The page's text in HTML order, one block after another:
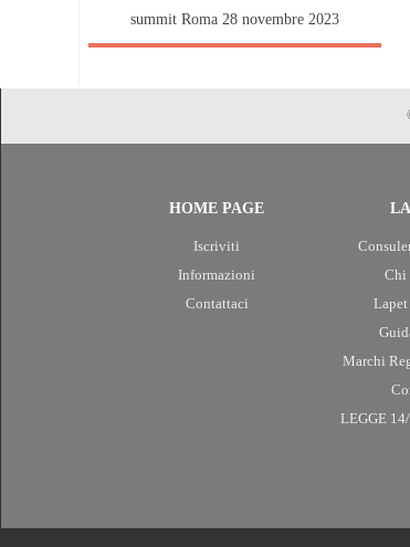
summit Roma 28 novembre 2023
HOME PAGE
Iscriviti
Informazioni
Contattaci
Chi
Marchi
LEGGE